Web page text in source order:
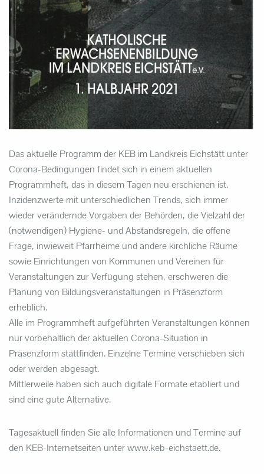
Das aktuelle Programm der KEB im Landkreis Eichstätt unter
Corona-Bedingungen findet sich in einem aktuellen
Programmheft, das in diesem Tagen neu erschienen ist.
Inzidenzwerte mit unterschiedlichen Trends, sich immer
wieder verändernde Vorgaben der Behörden, die Vielzahl der
(notwendigen) Hygiene- und Abstandsregeln, die offene
Frage, inwieweit Pfarrheime und andere kirchliche Räume
sowie Einrichtungen von Kommunen und Vereinen für
Veranstaltungen zur Verfügung stehen, erschweren die
Planung von Bildungsveranstaltungen in Präsenzform
erheblich.
Alle im Programmheft aufgeführten Veranstaltungen können
nur vorbehaltlich der aktuellen Corona-Situation in
Präsenzform stattfinden. Einzelne Termine verschieben sich
oder werden abgesagt.
Mittlerweile haben sich auch digitale Formate etabliert und
sind eine gute Alternative.
Tagesaktuell finden Sie alle Informationen und Termine auf
den KEB-Internetseiten unter www.keb-eichstaett.de.